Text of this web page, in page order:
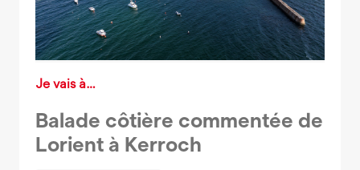
Je vais à…
Balade côtière commentée de
Lorient à Kerroch